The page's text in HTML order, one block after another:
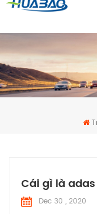
Cái gì là adas
Dec 30 , 2020